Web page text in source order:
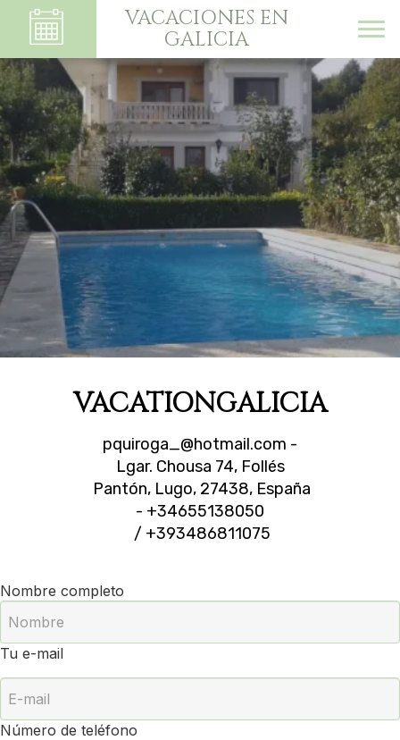
VACACIONES EN
GALICIA
VACATIONGALICIA
pquiroga_@hotmail.com -
Lgar. Chousa 74, Follés
Pantón, Lugo, 27438, España
- +34655138050
/ +393486811075
Nombre completo
Tu e-mail
Número de teléfono